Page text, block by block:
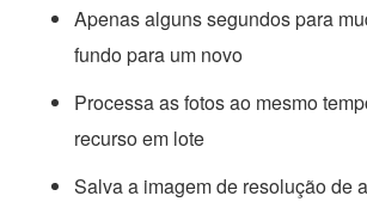
Apenas alguns segundos para
fundo para um novo
Processa as fotos ao mesmo
recurso em lote
Salva a imagem de resolução de